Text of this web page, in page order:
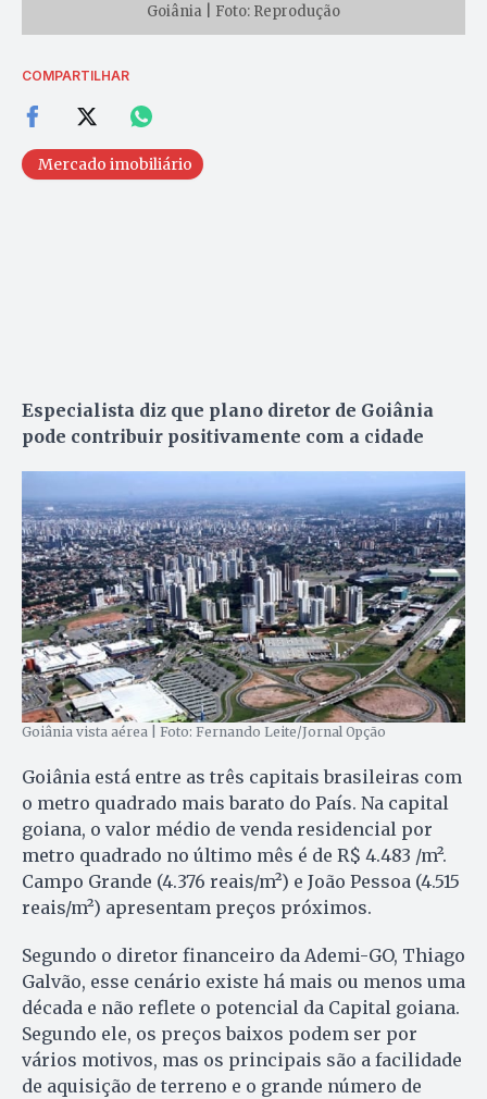
Goiânia | Foto: Reprodução
COMPARTILHAR
Mercado imobiliário
Especialista diz que plano diretor de Goiânia
pode contribuir positivamente com a cidade
Goiânia vista aérea | Foto: Fernando Leite/Jornal Opção
Goiânia está entre as três capitais brasileiras com
o metro quadrado mais barato do País. Na capital
goiana, o valor médio de venda residencial por
metro quadrado no último mês é de R$ 4.483 /m².
Campo Grande (4.376 reais/m²) e João Pessoa (4.515
reais/m²) apresentam preços próximos.
Segundo o diretor financeiro da Ademi-GO, Thiago
Galvão, esse cenário existe há mais ou menos uma
década e não reflete o potencial da Capital goiana.
Segundo ele, os preços baixos podem ser por
vários motivos, mas os principais são a facilidade
de aquisição de terreno e o grande número de